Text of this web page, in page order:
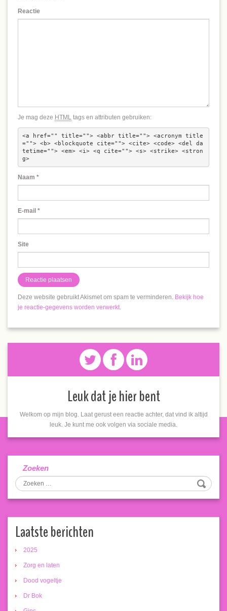
Reactie
Je mag deze HTML tags en attributen gebruiken:
<a href="" title=""> <abbr title=""> <acronym title
=""> <b> <blockquote cite=""> <cite> <code> <del da
tetime=""> <em> <i> <q cite=""> <s> <strike> <stron
g>
Naam *
E-mail *
Site
Deze website gebruikt Akismet om spam te verminderen. Bekijk hoe
je reactie-gegevens worden verwerkt.
Leuk dat je hier bent
Welkom op mijn blog. Laat gerust een reactie achter, dat vind ik altijd
leuk. Je kunt me ook volgen via sociale media.
Zoeken
Laatste berichten
2025
Zorg en laten
Dood vogeltje
Dr Bok